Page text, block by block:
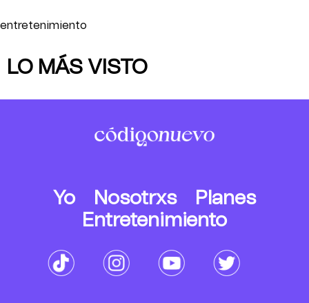
entretenimiento
LO MÁS VISTO
Yo Nosotrxs
Planes
Entretenimiento